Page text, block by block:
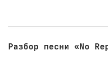
Разбор песни «No